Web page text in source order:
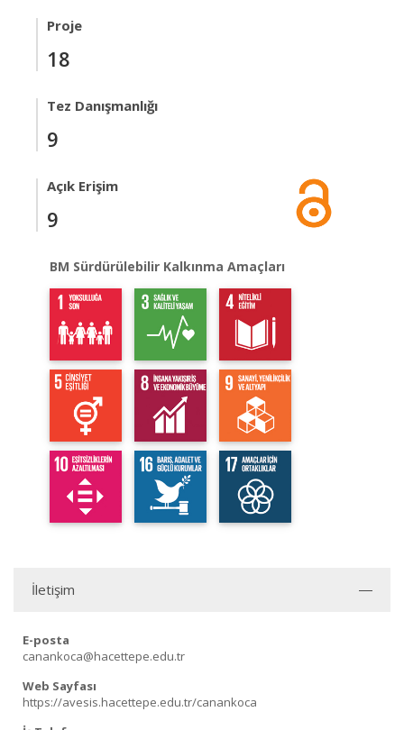
Proje
18
Tez Danışmanlığı
9
Açık Erişim
9
BM Sürdürülebilir Kalkınma Amaçları
İletişim
E-posta
canankoca@hacettepe.edu.tr
Web Sayfası
https://avesis.hacettepe.edu.tr/canankoca